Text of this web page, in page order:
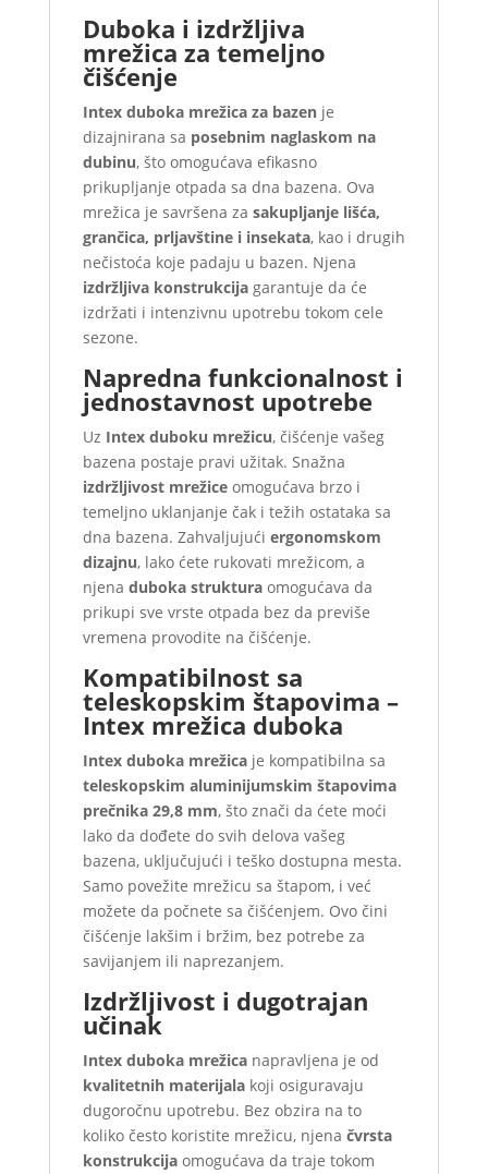
Duboka i izdržljiva
mrežica za temeljno
čišćenje
Intex duboka mrežica za bazenje
dizajnirana sa posebnim naglaskom na
dubinu, što omogućava efikasno
prikupljanje otpada sa dna bazena. Ova
mrežica je savršena za sakupljanje lišća,
grančica, prljavštine i insekata, kao i drugih
nečistoća koje padaju u bazen. Njena
izdržljiva konstrukcijagarantuje da će
izdržati i intenzivnu upotrebu tokom cele
sezone.
Napredna funkcionalnost i
jednostavnost upotrebe
Uz Intex duboku mrežicu, čišćenje vašeg
bazena postaje pravi užitak. Snažna
izdržljivost mrežiceomogućava brzo i
temeljno uklanjanje čak i težih ostataka sa
dna bazena. Zahvaljujući ergonomskom
dizajnu, lako ćete rukovati mrežicom, a
njena duboka strukturaomogućava da
prikupi sve vrste otpada bez da previše
vremena provodite na čišćenje.
Kompatibilnost sa
teleskopskim štapovima –
Intex mrežica duboka
Intex duboka mrežicaje kompatibilna sa
teleskopskim aluminijumskim štapovima
prečnika 29,8 mm, što znači da ćete moći
lako da dođete do svih delova vašeg
bazena, uključujući i teško dostupna mesta.
Samo povežite mrežicu sa štapom, i već
možete da počnete sa čišćenjem. Ovo čini
čišćenje lakšim i bržim, bez potrebe za
savijanjem ili naprezanjem.
Izdržljivost i dugotrajan
učinak
Intex duboka mrežicanapravljena je od
kvalitetnih materijalakoji osiguravaju
dugoročnu upotrebu. Bez obzira na to
koliko često koristite mrežicu, njena čvrsta
konstrukcijaomogućava da traje tokom